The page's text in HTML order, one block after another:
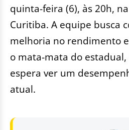
quinta-feira (6), às 20h,
Curitiba. A equipe busca
melhoria no rendimento
o mata-mata do
espera ver um
atual.